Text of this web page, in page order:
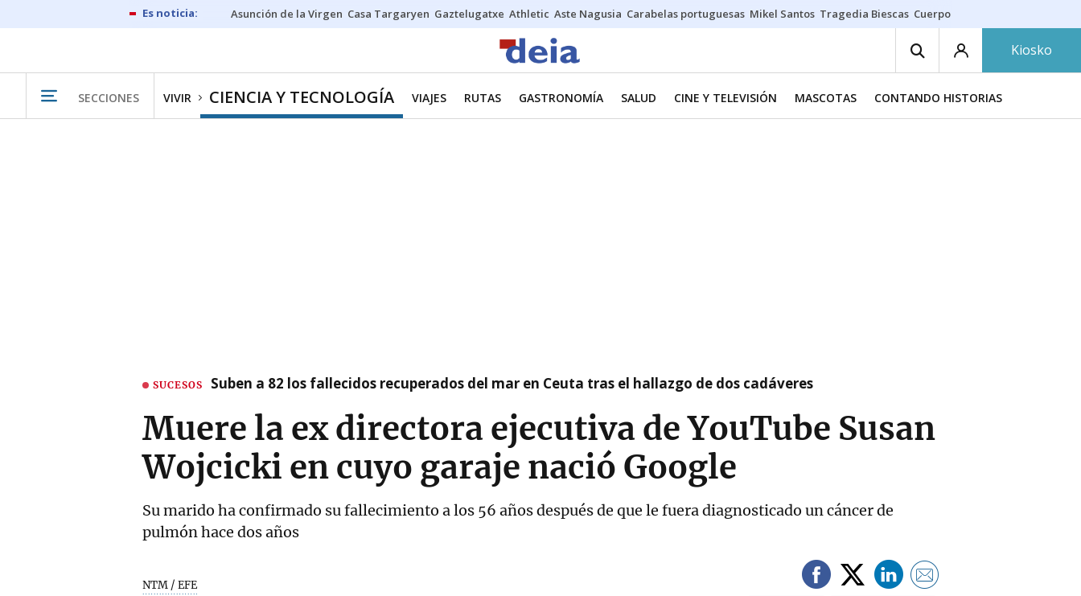
Asunción de la Virgen Casa Targaryen Gaztelugatxe Athletic Aste Nagusia Carabelas portuguesas Mikel Santos Tragedia Biescas Cuerpo ría
Kiosko
SECCIONES VIVIR CIENCIA Y TECNOLOGÍA VIAJES RUTAS GASTRONOMÍA SALUD CINE Y TELEVISIÓN MASCOTAS CONTANDO HISTORIAS
SUCESOS Suben a 82 los fallecidos recuperados del mar en Ceuta tras el hallazgo de dos cadáveres
Muere la ex directora ejecutiva de YouTube Susan
Wojcicki en cuyo garaje nació Google
Su marido ha confirmado su fallecimiento a los 56 años después de que le fuera diagnosticado un cáncer de
pulmón hace dos años
NTM / EFE